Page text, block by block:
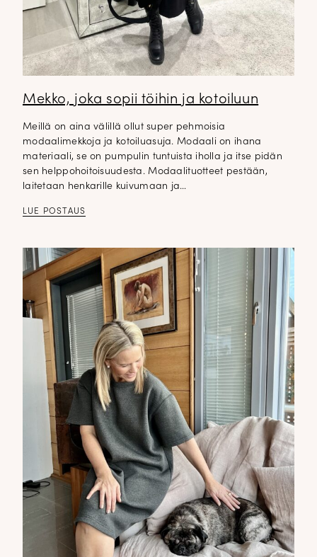
Mekko, joka sopii töihin ja kotoiluun
Meillä on aina välillä ollut super pehmoisia
modaalimekkoja ja kotoiluasuja. Modaali on ihana
materiaali, se on pumpulin tuntuista iholla ja itse pidän
sen helppohoitoisuudesta. Modaalituotteet pestään,
laitetaan henkarille kuivumaan ja…
LUE POSTAUS